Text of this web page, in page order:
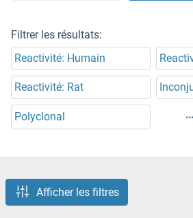
Filtrer les résultats:
Reactivité: Humain
Reactivité: Rat
Polyclonal
Afficher les filtres